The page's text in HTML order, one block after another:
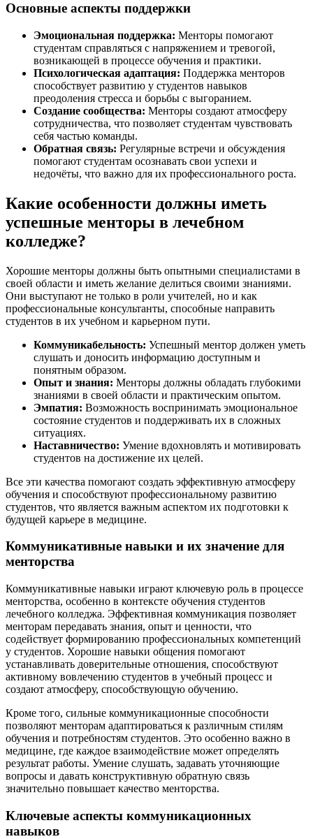
Основные аспекты поддержки
Эмоциональная поддержка: Менторы помогают
студентам справляться с напряжением и тревогой,
возникающей в процессе обучения и практики.
Психологическая адаптация: Поддержка менторов
способствует развитию у студентов навыков
преодоления стресса и борьбы с выгоранием.
Создание сообщества: Менторы создают атмосферу
сотрудничества, что позволяет студентам чувствовать
себя частью команды.
Обратная связь: Регулярные встречи и обсуждения
помогают студентам осознавать свои успехи и
недочёты, что важно для их профессионального роста.
Какие особенности должны иметь
успешные менторы в лечебном
колледже?
Хорошие менторы должны быть опытными специалистами в
своей области и иметь желание делиться своими знаниями.
Они выступают не только в роли учителей, но и как
профессиональные консультанты, способные направить
студентов в их учебном и карьерном пути.
Коммуникабельность: Успешный ментор должен уметь
слушать и доносить информацию доступным и
понятным образом.
Опыт и знания: Менторы должны обладать глубокими
знаниями в своей области и практическим опытом.
Эмпатия: Возможность воспринимать эмоциональное
состояние студентов и поддерживать их в сложных
ситуациях.
Наставничество: Умение вдохновлять и мотивировать
студентов на достижение их целей.
Все эти качества помогают создать эффективную атмосферу
обучения и способствуют профессиональному развитию
студентов, что является важным аспектом их подготовки к
будущей карьере в медицине.
Коммуникативные навыки и их значение для
менторства
Коммуникативные навыки играют ключевую роль в процессе
менторства, особенно в контексте обучения студентов
лечебного колледжа. Эффективная коммуникация позволяет
менторам передавать знания, опыт и ценности, что
содействует формированию профессиональных компетенций
у студентов. Хорошие навыки общения помогают
устанавливать доверительные отношения, способствуют
активному вовлечению студентов в учебный процесс и
создают атмосферу, способствующую обучению.
Кроме того, сильные коммуникационные способности
позволяют менторам адаптироваться к различным стилям
обучения и потребностям студентов. Это особенно важно в
медицине, где каждое взаимодействие может определять
результат работы. Умение слушать, задавать уточняющие
вопросы и давать конструктивную обратную связь
значительно повышает качество менторства.
Ключевые аспекты коммуникационных
навыков